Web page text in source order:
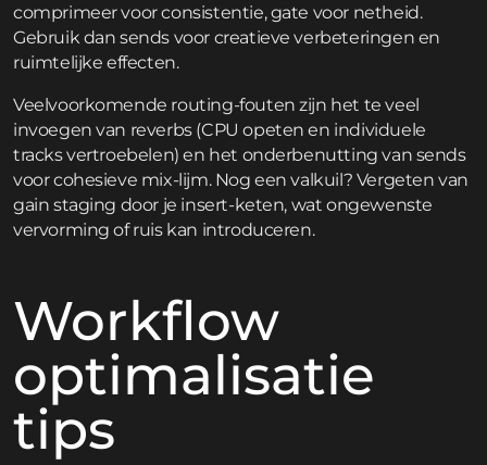
comprimeer voor consistentie, gate voor netheid.
Gebruik dan sends voor creatieve verbeteringen en
ruimtelijke effecten.
Veelvoorkomende routing-fouten zijn het te veel
invoegen van reverbs (CPU opeten en individuele
tracks vertroebelen) en het onderbenutting van sends
voor cohesieve mix-lijm. Nog een valkuil? Vergeten van
gain staging door je insert-keten, wat ongewenste
vervorming of ruis kan introduceren.
Workflow
optimalisatie
tips